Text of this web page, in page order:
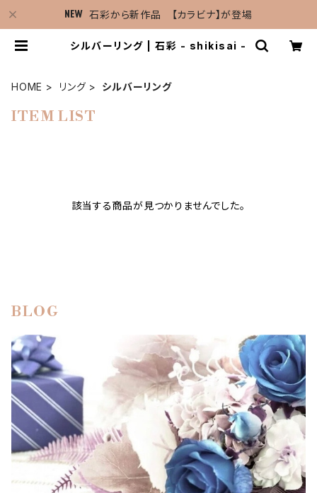
石彩から新作品 【カラビナ】が登場
シルバーリング | 石彩 - shikisai -
HOME リング シルバーリング
ITEM LIST
該当する商品が見つかりませんでした。
BLOG